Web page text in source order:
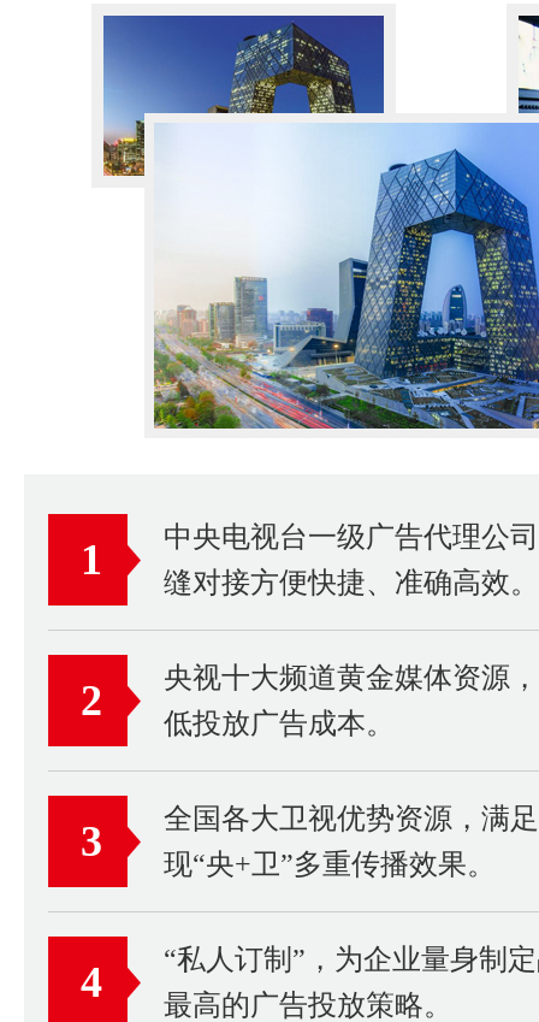
1
中央电视台一级广告代理公
缝对接方便快捷、准确高效。
2
央视十大频道黄金媒体资源
低投放广告成本。
3
全国各大卫视优势资源，满
现“央+卫”多重传播效果。
4
“私人订制”，为企业量身制
最高的广告投放策略。